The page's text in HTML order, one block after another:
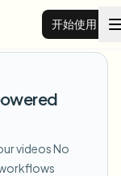
开始使用
videosNo